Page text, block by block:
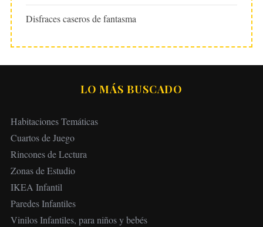
Disfraces caseros de fantasma
LO MÁS BUSCADO
Habitaciones Temáticas
Cuartos de Juego
Rincones de Lectura
Zonas de Estudio
IKEA Infantil
Paredes Infantiles
Vinilos Infantiles, para niños y bebés